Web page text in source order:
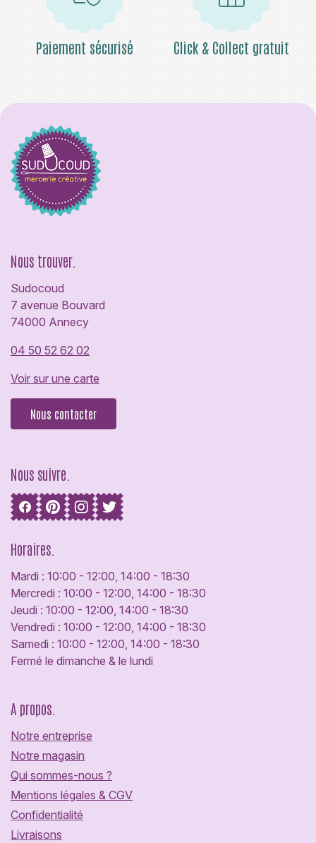
Paiement sécurisé Click & Collect gratuit
Nous trouver.
Sudocoud
7 avenue Bouvard
74000 Annecy
04 50 52 62 02
Voir sur une carte
Nous contacter
Nous suivre.
Horaires.
Mardi : 10:00 - 12:00, 14:00 - 18:30
Mercredi : 10:00 - 12:00, 14:00 - 18:30
Jeudi : 10:00 - 12:00, 14:00 - 18:30
Vendredi : 10:00 - 12:00, 14:00 - 18:30
Samedi : 10:00 - 12:00, 14:00 - 18:30
Fermé le dimanche & le lundi
A propos.
Notre entreprise
Notre magasin
Qui sommes-nous ?
Mentions légales & CGV
Confidentialité
Livraisons